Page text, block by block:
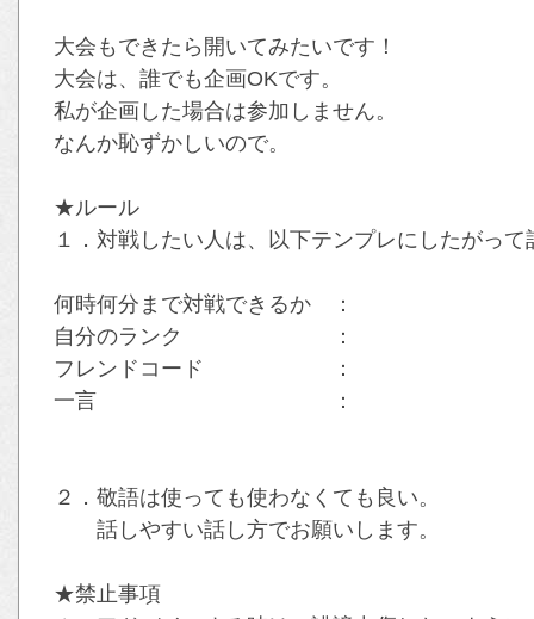
大会もできたら開いてみたいです！
大会は、誰でも企画OKです。
私が企画した場合は参加しません。
なんか恥ずかしいので。
★ルール
１．対戦したい人は、以下テンプレにしたがっ
何時何分まで対戦できるか ：
自分のランク ：
フレンドコード ：
一言 ：
２．敬語は使っても使わなくても良い。
話しやすい話し方でお願いします。
★禁止事項